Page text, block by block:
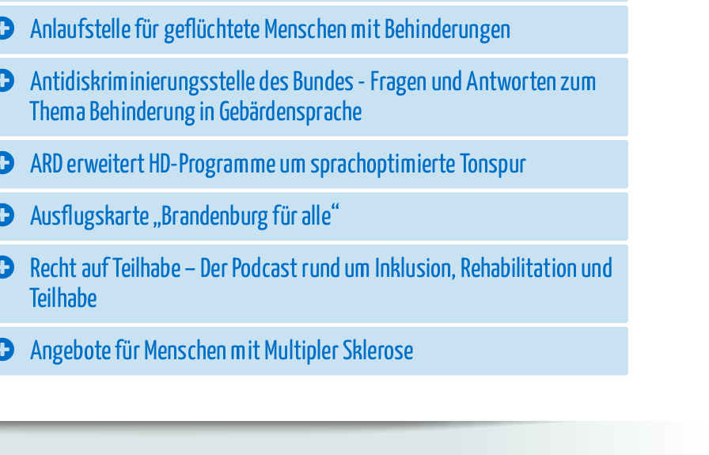
Anlaufstelle für geflüchtete Menschen mit Behinderungen
Antidiskriminierungsstelle des Bundes - Fragen und Antworten zum
Thema Behinderung in Gebärdensprache
ARD erweitert HD-Programme um sprachoptimierte Tonspur
Ausflugskarte „Brandenburg für alle“
Recht auf Teilhabe – Der Podcast rund um Inklusion, Rehabilitation und
Teilhabe
Angebote für Menschen mit Multipler Sklerose